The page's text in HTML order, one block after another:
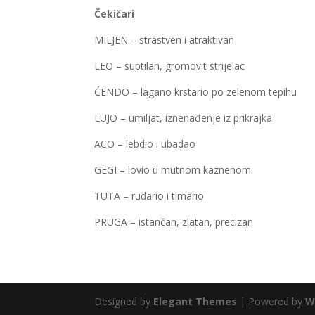
Čekičari
MILJEN – strastven i atraktivan
LEO – suptilan, gromovit strijelac
ĆENDO – lagano krstario po zelenom tepihu
LUJO – umiljat, iznenađenje iz prikrajka
ACO – lebdio i ubadao
GEGI – lovio u mutnom kaznenom
TUTA – rudario i timario
PRUGA – istančan, zlatan, precizan
Designed by Elegant Themes | Powered by